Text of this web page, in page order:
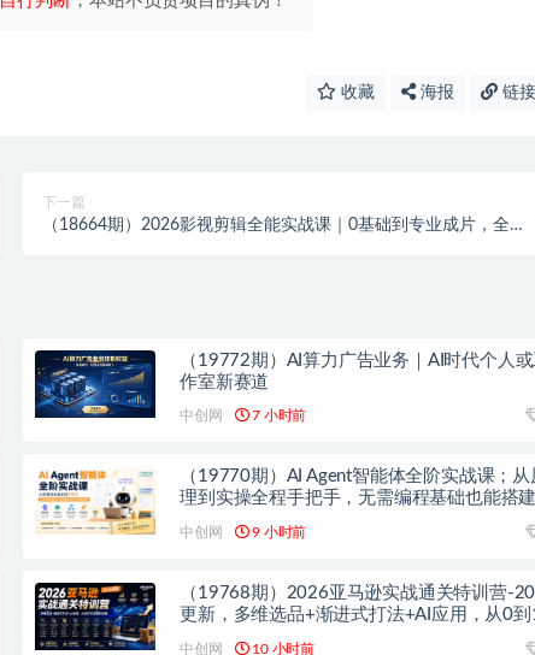
收藏 海报 链接
下一篇
（18664期）2026影视剪辑全能实战课｜0基础到专业成片，全
（19772期）AI算力广告业务｜AI时代个人或
作室新赛道
中创网 7 小时前
（19770期）AI Agent智能体全阶实战课；从
理到实操全程手把手，无需编程基础也能搭建
中创网 9 小时前
（19768期）2026亚马逊实战通关特训营-
更新，多维选品+渐进式打法+AI应用，从0到
中创网 10 小时前